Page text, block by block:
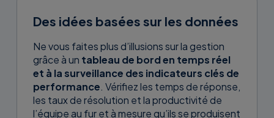
Des idées basées sur les données
Ne vous faites plus d’illusions sur la gestion
grâce à un tableau de bord en temps réel
et à la surveillance des indicateurs clés de
performance. Vérifiez les temps de réponse,
les taux de résolution et la productivité de
l’équipe au fur et à mesure qu’ils se produisent